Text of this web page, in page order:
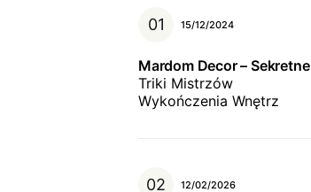
15/12/2024
Mardom Decor – Sekretne
Triki Mistrzów
Wykończenia Wnętrz
12/02/2026